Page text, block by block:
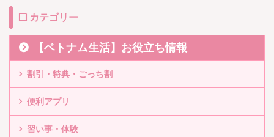
❏ カテゴリー
【ベトナム生活】お役立ち情報
割引・特典・ごっち割
便利アプリ
習い事・体験